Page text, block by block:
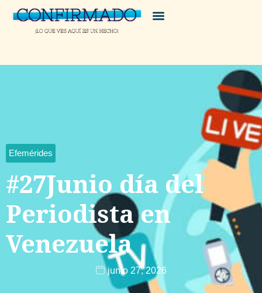
Efemérides
#27Junio día del
Periodista en
Venezuela
junio 27, 2026